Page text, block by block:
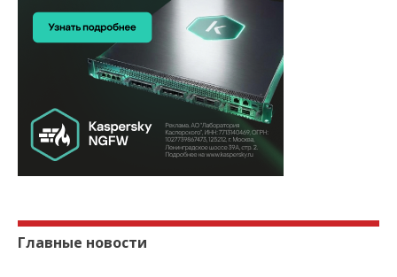
Главные новости